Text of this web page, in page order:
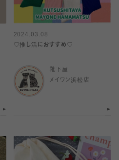
2024.03.08
♡推し活におすすめ♡
靴下屋
メイワン浜松店